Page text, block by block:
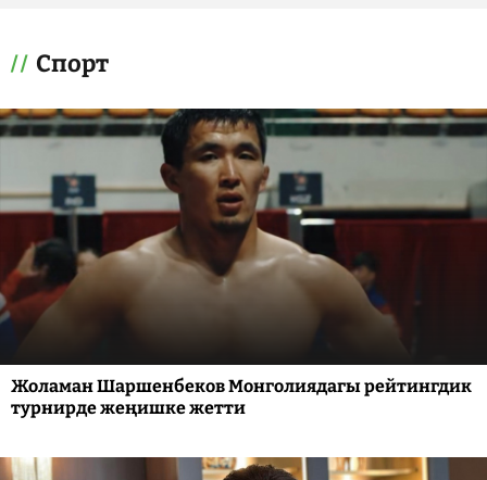
Спорт
Жоламан Шаршенбеков Монголиядагы рейтингдик
турнирде жеңишке жетти